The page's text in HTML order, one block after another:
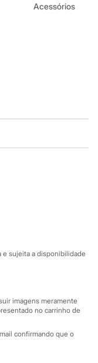
Acessórios
e sujeita a disponibilidade
imagens meramente
no carrinho de
confirmando que o